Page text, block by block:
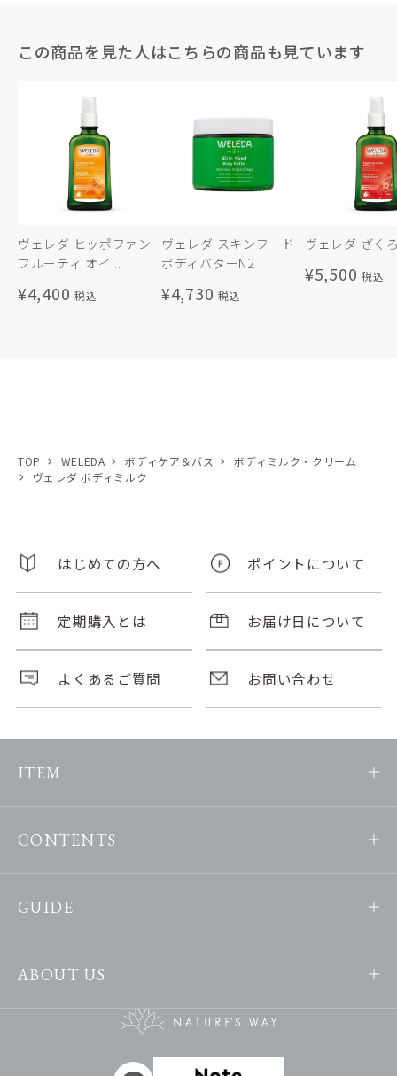
TOP WELEDA ボディケア＆バス
ボディミルク・クリーム
ヴェレダ ボディミルク
この商品を見た人はこちらの商品も見ています
ヴェレダ ヒッポファン
フルーティ オイ...
¥4,400
ヴェレダ スキンフード
ボディバターN2
¥4,730
ヴェレダ ざく
¥5,500
はじめての方へ ポイントについて
定期購入とは お届け日について
よくあるご質問 お問い合わせ
ITEM
CONTENTS
GUIDE
ABOUT US